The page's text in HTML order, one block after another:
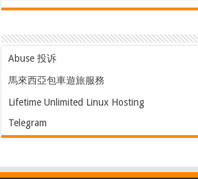
Abuse 投诉
馬來西亞包車遊旅服務
Lifetime Unlimited Linux Hosting
Telegram